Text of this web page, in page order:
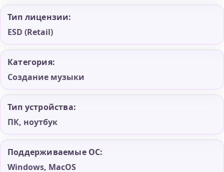
Тип лицензии:
ESD (Retail)
Категория:
Создание музыки
Тип устройства:
ПК, ноутбук
Поддерживаемые ОС:
Windows, MacOS